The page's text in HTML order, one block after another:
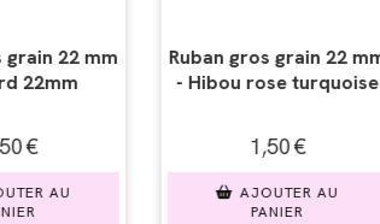
22 mm
turquoise
€
AU
Ruban bleu gros grain
22 mm - C'est un garçon
1,50€
AJOUTER AU
PANIER